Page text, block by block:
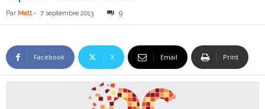
Par Matt - 7 septembre 2013 9
Facebook X Email Print